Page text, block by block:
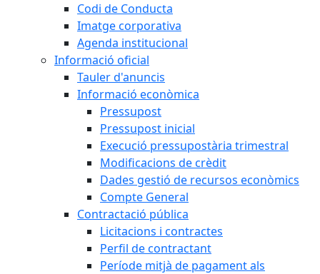
Codi de Conducta
Imatge corporativa
Agenda institucional
Informació oficial
Tauler d'anuncis
Informació econòmica
Pressupost
Pressupost inicial
Execució pressupostària trimestral
Modificacions de crèdit
Dades gestió de recursos econòmics
Compte General
Contractació pública
Licitacions i contractes
Perfil de contractant
Període mitjà de pagament als